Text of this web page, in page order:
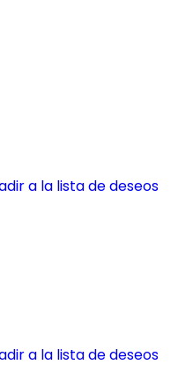
a la lista de deseos
a la lista de deseos